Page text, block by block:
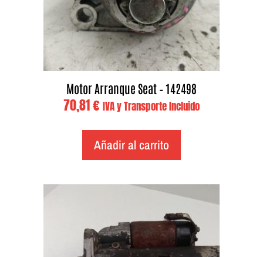
Motor Arranque Seat – 142498
70,81€ IVA y Transporte Incluido
Añadir al carrito